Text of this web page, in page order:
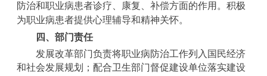
防治和职业病患者诊疗、康复、补偿方面的作用。积极
为职业病患者提供心理辅导和精神关怀。
四、部门责任
发展改革部门负责将职业病防治工作列入国民经济
和社会发展规划；配合卫生部门督促建设单位落实建设